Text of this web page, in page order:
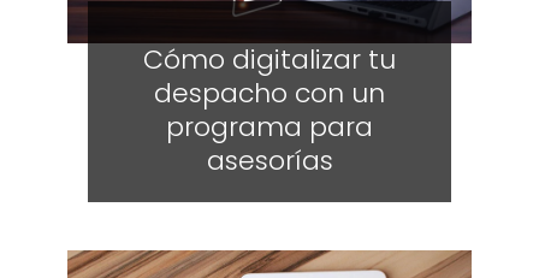
Cómo digitalizar tu
despacho con un
programa para
asesorías